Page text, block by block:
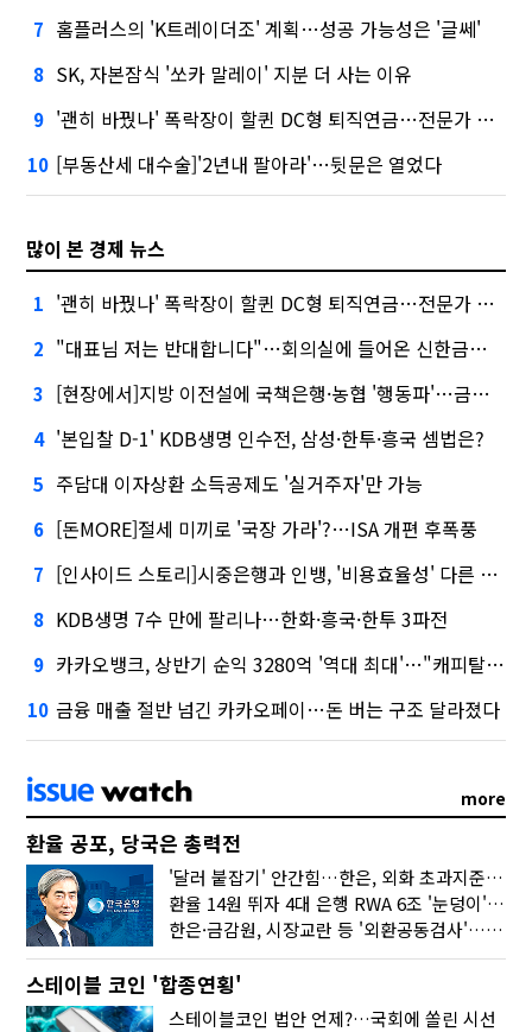
7 홈플러스의 'K트레이더조' 계획…성공 가능성은 '글쎄'
8 SK, 자본잠식 '쏘카 말레이' 지분 더 사는 이유
9 '괜히 바꿨나' 폭락장이 할퀸 DC형 퇴직연금…전문가 조언은
10 [부동산세 대수술]'2년내 팔아라'…뒷문은 열었다
많이 본 경제 뉴스
1 '괜히 바꿨나' 폭락장이 할퀸 DC형 퇴직연금…전문가 조언은
2 "대표님 저는 반대합니다"…회의실에 들어온 신한금융 AI
3 [현장에서]지방 이전설에 국책은행·농협 '행동파'…금감원 '신중모드'
4 '본입찰 D-1' KDB생명 인수전, 삼성·한투·흥국 셈법은?
5 주담대 이자상환 소득공제도 '실거주자'만 가능
6 [돈MORE]절세 미끼로 '국장 가라'?…ISA 개편 후폭풍
7 [인사이드 스토리]시중은행과 인뱅, '비용효율성' 다른 잣대 왜?
8 KDB생명 7수 만에 팔리나…한화·흥국·한투 3파전
9 카카오뱅크, 상반기 순익 3280억 '역대 최대'…"캐피탈, 자산 1조원 이상"
10 금융 매출 절반 넘긴 카카오페이…돈 버는 구조 달라졌다
more
환율 공포, 당국은 총력전
'달러 붙잡기' 안간힘…한은, 외화 초과지준에 이자 6개월 더
환율 14원 뛰자 4대 은행 RWA 6조 '눈덩이'…2배 뛴 2분기는?
한은·금감원, 시장교란 등 '외환공동검사'…환율 급등 전방위 대응
스테이블 코인 '합종연횡'
스테이블코인 법안 언제?…국회에 쏠린 시선